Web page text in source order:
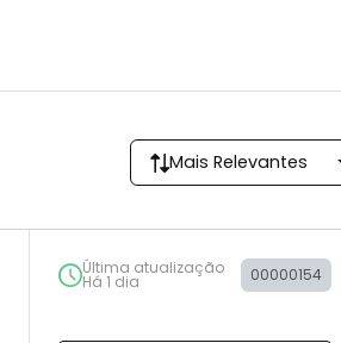
Mais Relevantes
Última atualização
Há 1 dia 00000154